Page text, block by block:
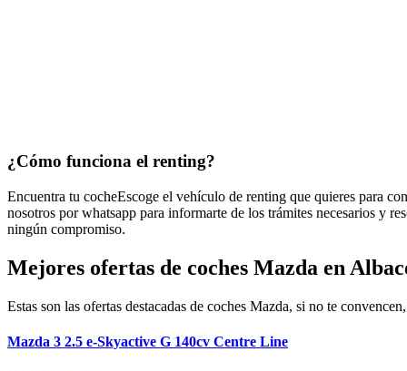
¿Cómo funciona el renting?
Encuentra tu cocheEscoge el vehículo de renting que quieres para
nosotros por whatsapp para informarte de los trámites necesarios y
ningún compromiso.
Mejores ofertas de coches Mazda en
Estas son las ofertas destacadas de coches Mazda, si no te
Mazda 3 2.5 e-Skyactive G 140cv Centre Line